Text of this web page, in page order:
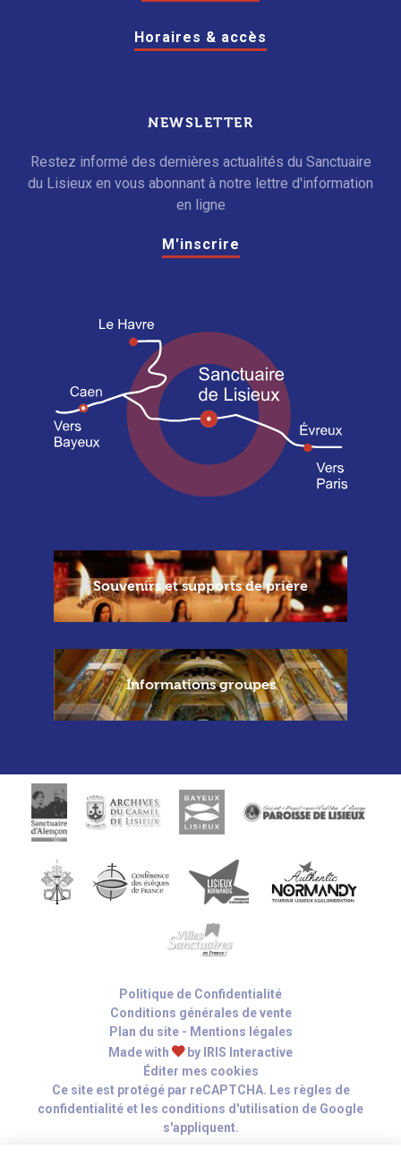
Horaires & accès
NEWSLETTER
Restez informé des dernières actualités du Sanctuaire
du Lisieux en vous abonnant à notre lettre d'information
en ligne
M'inscrire
Souvenirs et supports de prière
Informations groupes
Politique de Confidentialité
Conditions générales de vente
Plan du site - Mentions légales
Made with
by
IRIS Interactive
Éditer mes cookies
Ce site est protégé par reCAPTCHA. Les règles de
confidentialité et les conditions d'utilisation de Google
s'appliquent.